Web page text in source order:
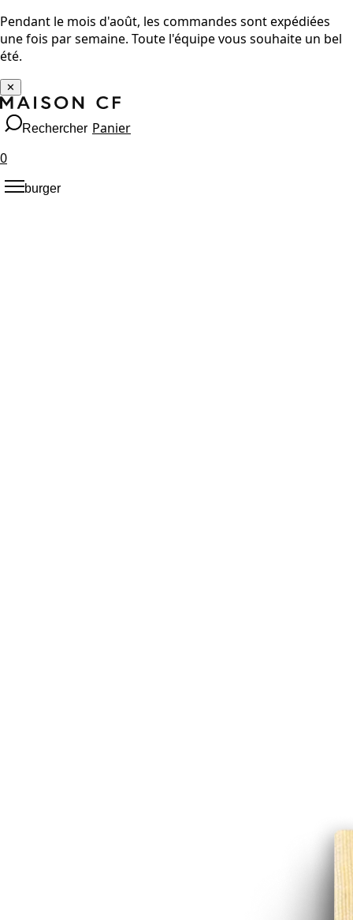
Pendant le mois d'août, les commandes sont expédiées
une fois par semaine. Toute l'équipe vous souhaite un bel
été.
✕
Rechercher Panier
0
burger